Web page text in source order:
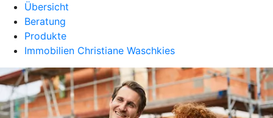
Übersicht
Beratung
Produkte
Immobilien Christiane Waschkies